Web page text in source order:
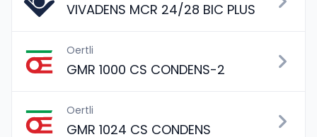
VIVADENS MCR 24/28 BIC PLUS
Oertli
GMR 1000 CS CONDENS-2
Oertli
GMR 1024 CS CONDENS